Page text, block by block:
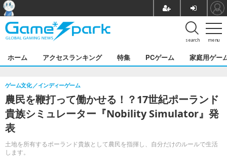
menu
search
ホーム アクセスランキング 特集 PCゲーム 家庭用ゲー
農民を鞭打って働かせる！？17世紀ポーランド
貴族シミュレーター『Nobility Simulator』発
表
土地を所有するポーランド貴族として農民を指揮し、自分だけのルールで生活
します。
ゲーム文化 インディーゲーム